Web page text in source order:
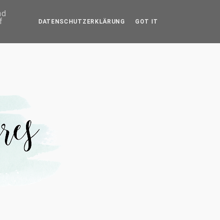
DATENSCHUTZERKLÄRUNG GOT IT